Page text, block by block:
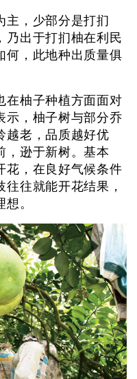
主，少部分是打扪
乃出于打扪柚在利民
何，此地种出质量俱
在柚子种植方面面对
示，柚子树与部分乔
越老，品质越好优
，逊于新树。基本
花，在良好气候条件
往就能开花结果，
理想。